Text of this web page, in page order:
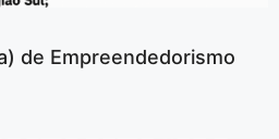
de Empreendedorismo